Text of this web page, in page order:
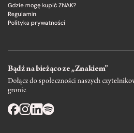
Gdzie mogę kupić ZNAK?
Regulamin
Polityka prywatności
Bądź na bieżąco ze „Znakiem”
Dołącz do społeczności naszych
gronie